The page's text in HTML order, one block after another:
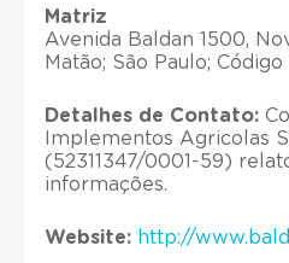
Matriz
Avenida Baldan 1500,
Matão; São Paulo;
Detalhes de Contato:
Implementos Agricolas
(52311347/0001-59)
informações.
Website: http://